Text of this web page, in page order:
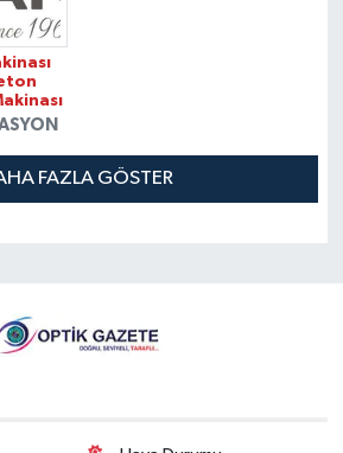
FAZLA GÖSTER